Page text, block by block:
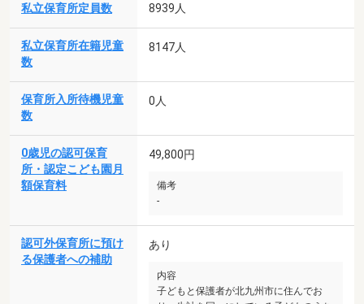
私立保育所定員数 8939人
私立保育所在籍児童
数
8147人
保育所入所待機児童
数
0人
0歳児の認可保育
所・認定こども園月
額保育料
49,800円
備考
-
認可外保育所に預け
る保護者への補助
あり
内容
子どもと保護者が北九州市に住んでお